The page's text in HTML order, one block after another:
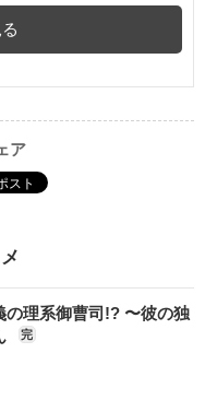
ア
の理系御曹司!? 〜彼の独
完